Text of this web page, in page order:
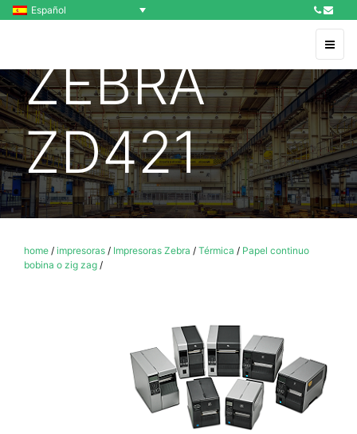
Español
ZEBRA
ZD421
home / impresoras / Impresoras Zebra / Térmica / Papel continuo
bobina o zig zag /